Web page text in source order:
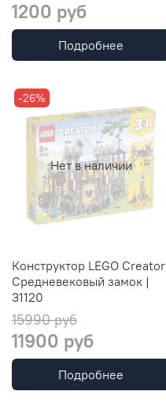
1200 руб
Подробнее
Нет в наличии
-26%
Конструктор LEGO Creator
Средневековый замок |
31120
15990 руб
11900 руб
Подробнее